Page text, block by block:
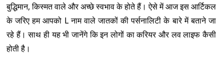
बुद्धिमान, किस्मत वाले और अच्छे स्वभाव के होते हैं। ऐसे में आज इस आर्टिकल
के जरिए हम आपको L नाम वाले जातकों की पर्सनालिटी के बारे में बताने जा
रहे हैं। साथ ही यह भी जानेंगे कि इन लोगों का करियर और लव लाइफ कैसी
होती है।